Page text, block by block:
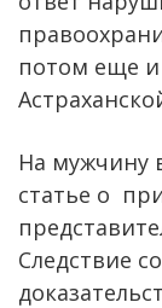
потом еще
На мужчину
статье о
Следствие